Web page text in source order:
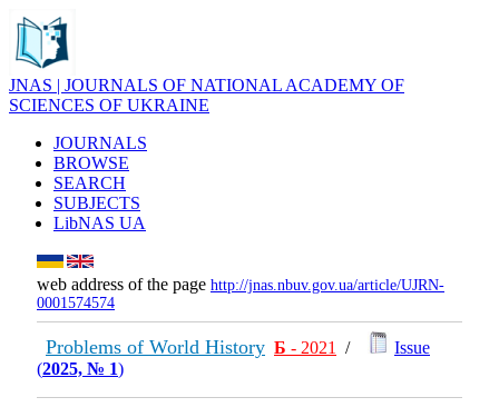
JNAS | JOURNALS OF NATIONAL ACADEMY OF
SCIENCES OF UKRAINE
JOURNALS
BROWSE
SEARCH
SUBJECTS
LibNAS UA
web address of the page http://jnas.nbuv.gov.ua/article/UJRN-
0001574574
Problems of World History Б - 2021 /
Issue
(2025, № 1)